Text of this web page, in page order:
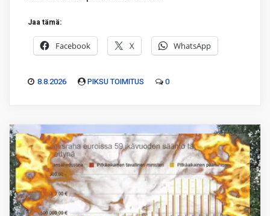
Jaa tämä:
Facebook X WhatsApp
8.8.2026 PIKSU TOIMITUS 0